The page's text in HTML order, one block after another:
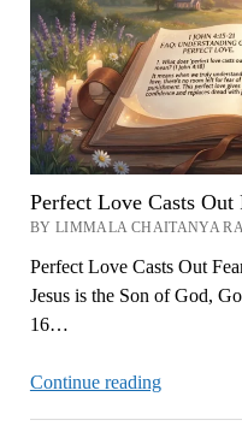
Perfect Love Casts Out
BY LIMMALA CHAITANYA
Perfect Love Casts Out
Jesus is the Son of God,
16…
Continue readingPerfect